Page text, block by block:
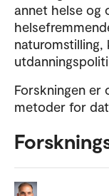
annet helse og
Forskningen er
metoder for